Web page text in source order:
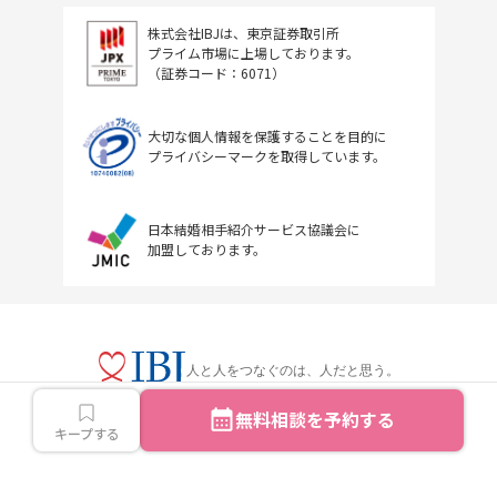
キープする 無料相談を予約する
株式会社IBJは、東京証券取引所
プライム市場に上場しております。
（証券コード：6071）
大切な個人情報を保護することを目的に
プライバシーマークを取得しています。
日本結婚相手紹介サービス協議会に
加盟しております。
人と人をつなぐのは、人だと思う。